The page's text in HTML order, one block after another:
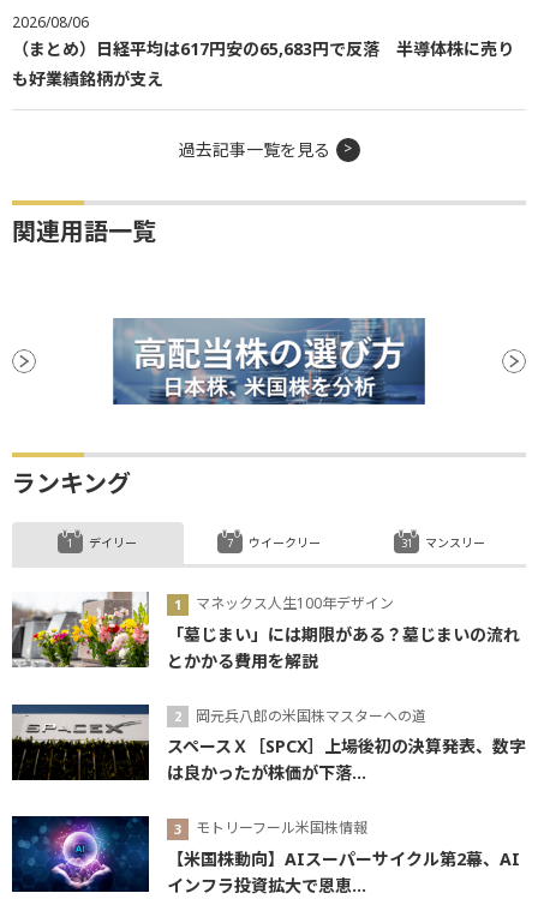
2026/08/06
（まとめ）日経平均は617円安の65,683円で反落 半導体株に売り
も好業績銘柄が支え
過去記事一覧を見る
関連用語一覧
ランキング
デイリー
マネックス人生100年デザイン
「墓じまい」には期限がある？墓じまいの流れ
とかかる費用を解説
岡元兵八郎の米国株マスターへの道
スペースＸ［SPCX］上場後初の決算発表、数字
は良かったが株価が下落...
モトリーフール米国株情報
【米国株動向】AIスーパーサイクル第2幕、AI
インフラ投資拡大で恩恵...
ウイークリー マンスリー